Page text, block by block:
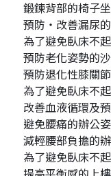
鍛鍊背部的椅子
預防・改善漏尿
為了避免臥床不
預防老化姿勢的
預防退化性膝關
為了避免臥床不
改善血液循環及
避免腰痛的辦公
減輕腰部負擔的
為了避免臥床不